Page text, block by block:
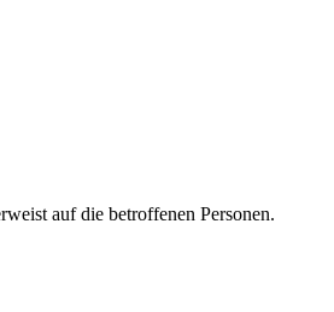
auf die betroffenen Personen.